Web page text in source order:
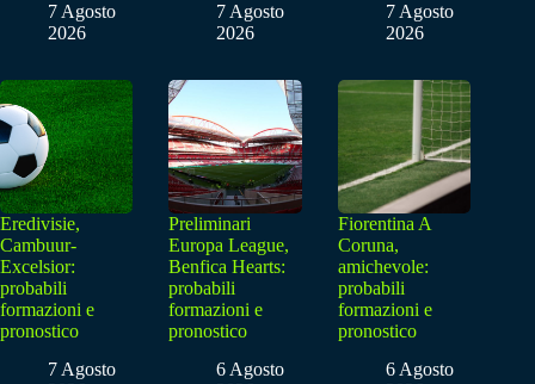
7 Agosto
2026
7 Agosto
2026
7 Agosto
2026
Eredivisie,
Cambuur-
Excelsior:
probabili
formazioni e
pronostico
7 Agosto
Preliminari
Europa League,
Benfica Hearts:
probabili
formazioni e
pronostico
6 Agosto
Fiorentina A
Coruna,
amichevole:
probabili
formazioni e
pronostico
6 Agosto